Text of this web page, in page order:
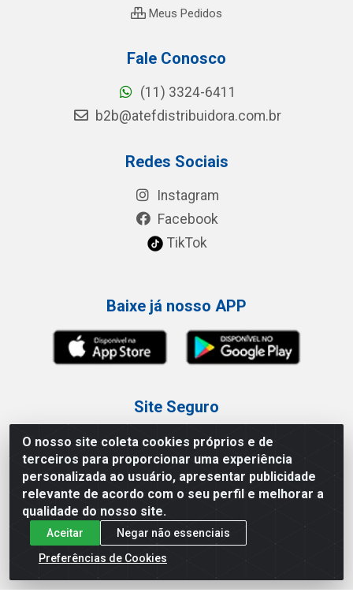
O nosso site coleta cookies próprios e de
terceiros para proporcionar uma experiência
personalizada ao usuário, apresentar publicidade
relevante de acordo com o seu perfil e melhorar a
qualidade do nosso site.
Aceitar
Negar não essenciais
Preferências de Cookies
Meus Pedidos
Fale Conosco
(11) 3324-6411
b2b@atefdistribuidora.com.br
Redes Sociais
Instagram
Facebook
TikTok
Baixe já nosso APP
Site Seguro
Loja / Showroom
Tel.: (11) 3227-0546
Av Vautier, 587/597 - Pari - São Paulo/SP